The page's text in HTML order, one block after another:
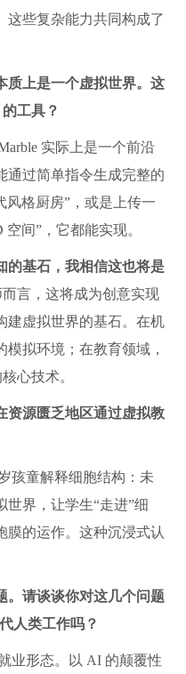
这些复杂能力共同构成了
质上是一个虚拟世界。这
工具？
实际上是一个前沿
通过简单指令生成完整的
风格厨房”，或是上传一
间”，它都能实现。
的基石，我相信这也将是
言，这将成为创意实现
建虚拟世界的基石。在机
拟环境；在教育领域，
心技术。
资源匮乏地区通过虚拟教
孩童解释细胞结构：未
界，让学生“走进”细
膜的运作。这种沉浸式认
。请谈谈你对这几个问题
人类工作吗？
业形态。以 AI 的颠覆性